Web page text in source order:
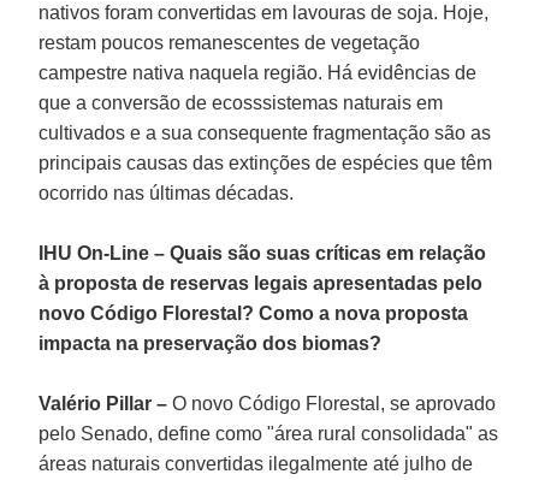
nativos foram convertidas em lavouras de soja. Hoje,
restam poucos remanescentes de vegetação
campestre nativa naquela região. Há evidências de
que a conversão de ecosssistemas naturais em
cultivados e a sua consequente fragmentação são as
principais causas das extinções de espécies que têm
ocorrido nas últimas décadas.
IHU On-Line – Quais são suas críticas em relação
à proposta de reservas legais apresentadas pelo
novo Código Florestal? Como a nova proposta
impacta na preservação dos biomas?
Valério Pillar – O novo Código Florestal, se aprovado
pelo Senado, define como "área rural consolidada" as
áreas naturais convertidas ilegalmente até julho de